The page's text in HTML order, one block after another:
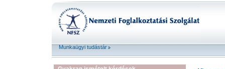
Munkaügyi tudástár